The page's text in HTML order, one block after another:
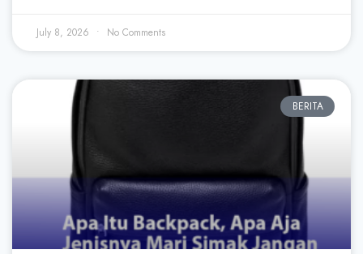
July 8, 2026 No Comments
BERITA